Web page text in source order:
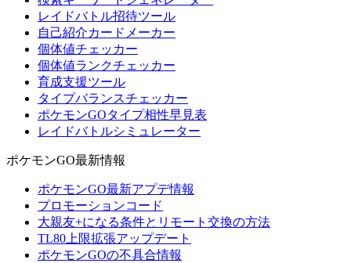
レイドバトル招待ツール
自己紹介カードメーカー
個体値チェッカー
個体値ランクチェッカー
育成支援ツール
タイプバランスチェッカー
ポケモンGOタイプ相性早見表
レイドバトルシミュレーター
ポケモンGO最新情報
ポケモンGO最新アプデ情報
プロモーションコード
大親友+になる条件とリモート交換の方法
TL80上限拡張アップデート
ポケモンGOの不具合情報